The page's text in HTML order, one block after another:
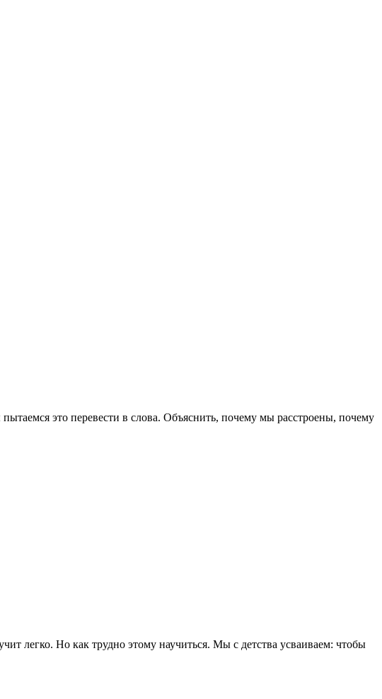
это перевести в слова. Объяснить, почему мы расстроены, почему
легко. Но как трудно этому научиться. Мы с детства усваиваем: чтобы